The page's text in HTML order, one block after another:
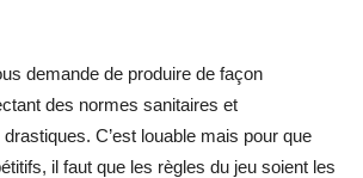
demande de produire de façon
des normes sanitaires et
C’est louable mais pour que
il faut que les règles du jeu soient les